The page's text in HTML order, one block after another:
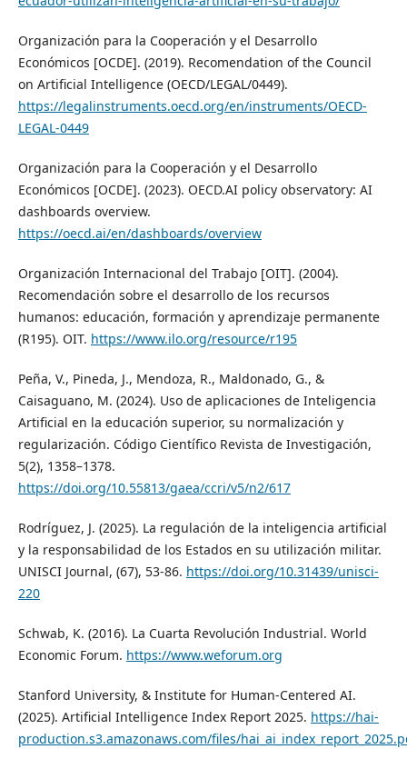
Organización para la Cooperación y el Desarrollo
Económicos [OCDE]. (2019). Recomendation of the Council
on Artificial Intelligence (OECD/LEGAL/0449).
https://legalinstruments.oecd.org/en/instruments/OECD-
LEGAL-0449
Organización para la Cooperación y el Desarrollo
Económicos [OCDE]. (2023). OECD.AI policy observatory: AI
dashboards overview.
https://oecd.ai/en/dashboards/overview
Organización Internacional del Trabajo [OIT]. (2004).
Recomendación sobre el desarrollo de los recursos
humanos: educación, formación y aprendizaje permanente
(R195). OIT. https://www.ilo.org/resource/r195
Peña, V., Pineda, J., Mendoza, R., Maldonado, G., &
Caisaguano, M. (2024). Uso de aplicaciones de Inteligencia
Artificial en la educación superior, su normalización y
regularización. Código Científico Revista de Investigación,
5(2), 1358–1378.
https://doi.org/10.55813/gaea/ccri/v5/n2/617
Rodríguez, J. (2025). La regulación de la inteligencia artificial
y la responsabilidad de los Estados en su utilización militar.
UNISCI Journal, (67), 53-86. https://doi.org/10.31439/unisci-
220
Schwab, K. (2016). La Cuarta Revolución Industrial. World
Economic Forum. https://www.weforum.org
Stanford University, & Institute for Human-Centered AI.
(2025). Artificial Intelligence Index Report 2025. https://hai-
production.s3.amazonaws.com/files/